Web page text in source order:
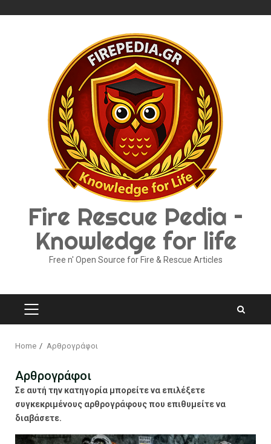
Fire Rescue Pedia –
Knowledge for life
Free n' Open Source for Fire & Rescue Articles
PRIMARY
Home Αρθρογράφοι
Αρθρογράφοι
Σε αυτή την κατηγορία μπορείτε να επιλέξετε
συγκεκριμένους αρθρογράφους που επιθυμείτε να
διαβάσετε.